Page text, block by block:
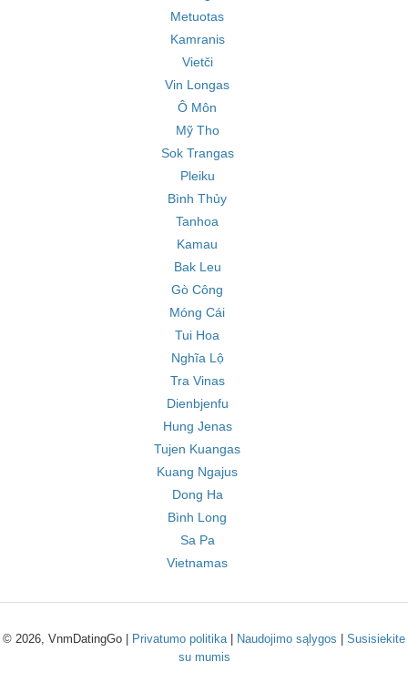
Metuotas
Kamranis
Vietči
Vin Longas
Ô Môn
Mỹ Tho
Sok Trangas
Pleiku
Bình Thủy
Tanhoa
Kamau
Bak Leu
Gò Công
Móng Cái
Tui Hoa
Nghĩa Lộ
Tra Vinas
Dienbjenfu
Hung Jenas
Tujen Kuangas
Kuang Ngajus
Dong Ha
Bình Long
Sa Pa
Vietnamas
© 2026, VnmDatingGo | Privatumo politika| Naudojimo sąlygos
Susisiekite
su mumis